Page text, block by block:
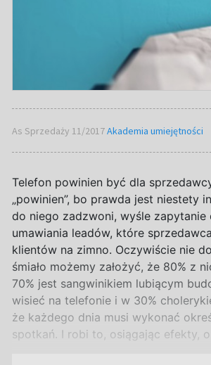
As Sprzedaży 11/2017Akademia umiejętności
Telefon powinien być dla
„powinien”, bo prawda jest niestety
do niego zadzwoni, wyśle
umawiania leadów, które
klientów na zimno. Oczywiście nie
śmiało możemy założyć, że 80% z
70% jest sangwinikiem lubiącym
wisieć na telefonie i w 30%
że każdego dnia musi wykonać
spotkań. I robi to, osiągając efekty,